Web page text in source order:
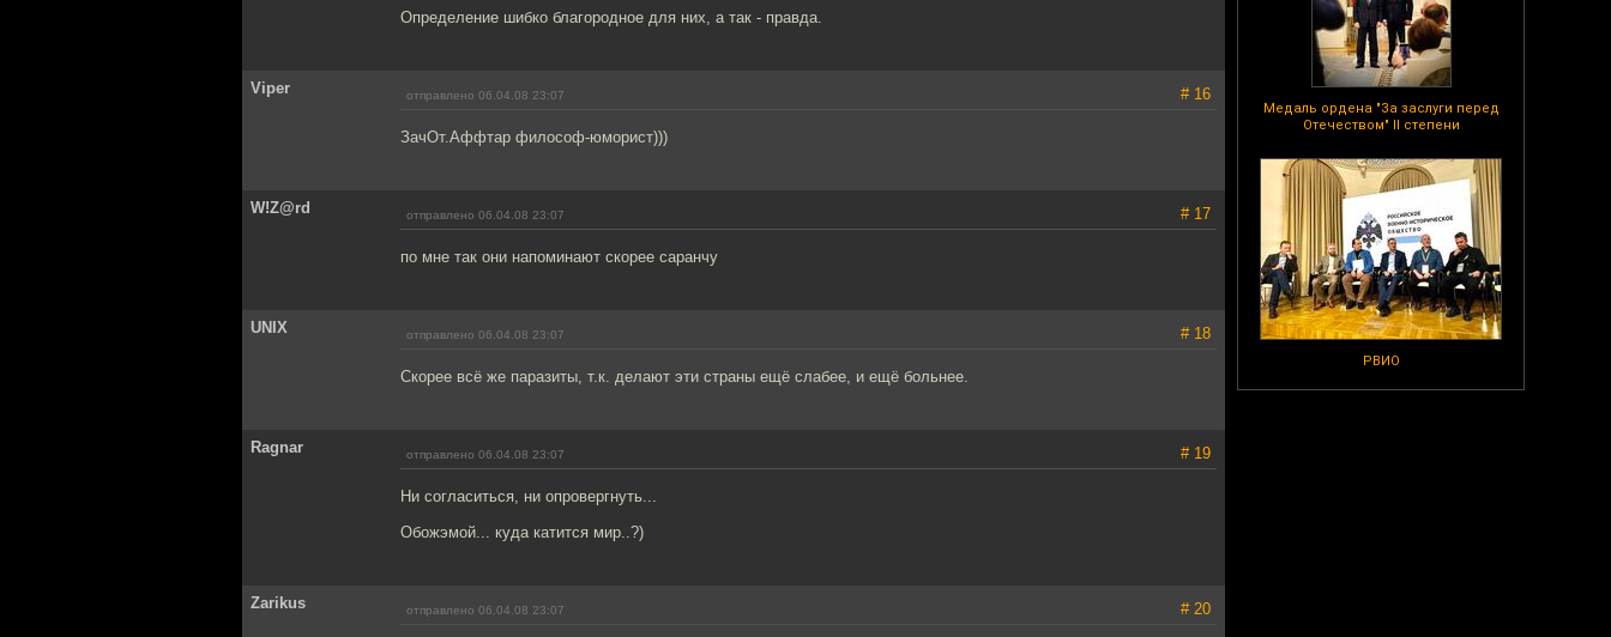
Медаль ордена "За заслуги перед
Отечеством" II степени
РВИО
Определение шибко благородное для них, а так - правда.
Viper отправлено 06.04.08 23:07 # 16
ЗачОт.Аффтар философ-юморист)))
W!Z@rd отправлено 06.04.08 23:07 # 17
по мне так они напоминают скорее саранчу
UNIX отправлено 06.04.08 23:07 # 18
Скорее всё же паразиты, т.к. делают эти страны ещё слабее, и ещё больнее.
Ragnar отправлено 06.04.08 23:07 # 19
Ни согласиться, ни опровергнуть...
Обожэмой... куда катится мир..?)
Zarikus отправлено 06.04.08 23:07 # 20